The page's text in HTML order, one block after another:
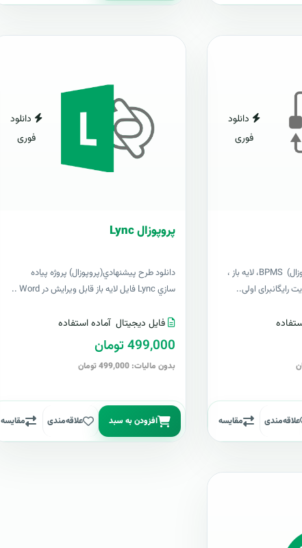
دانلود
فوری
دانلود طرح پيشنهادي(پروپوزال) BPMS، لایه باز ،
علاقه‌مندی مقایسه
دانلود
فوری
پروپوزال Lync
دانلود طرح پيشنهادي(پروپوزال) پروژه پياده
سازي Lync فایل لایه باز قابل ویرایش در Word ..
فایل دیجیتال آماده استفاده
499,000 تومان
بدون مالیات: 499,000 تومان
افزودن به سبد علاقه‌مندی مقایسه